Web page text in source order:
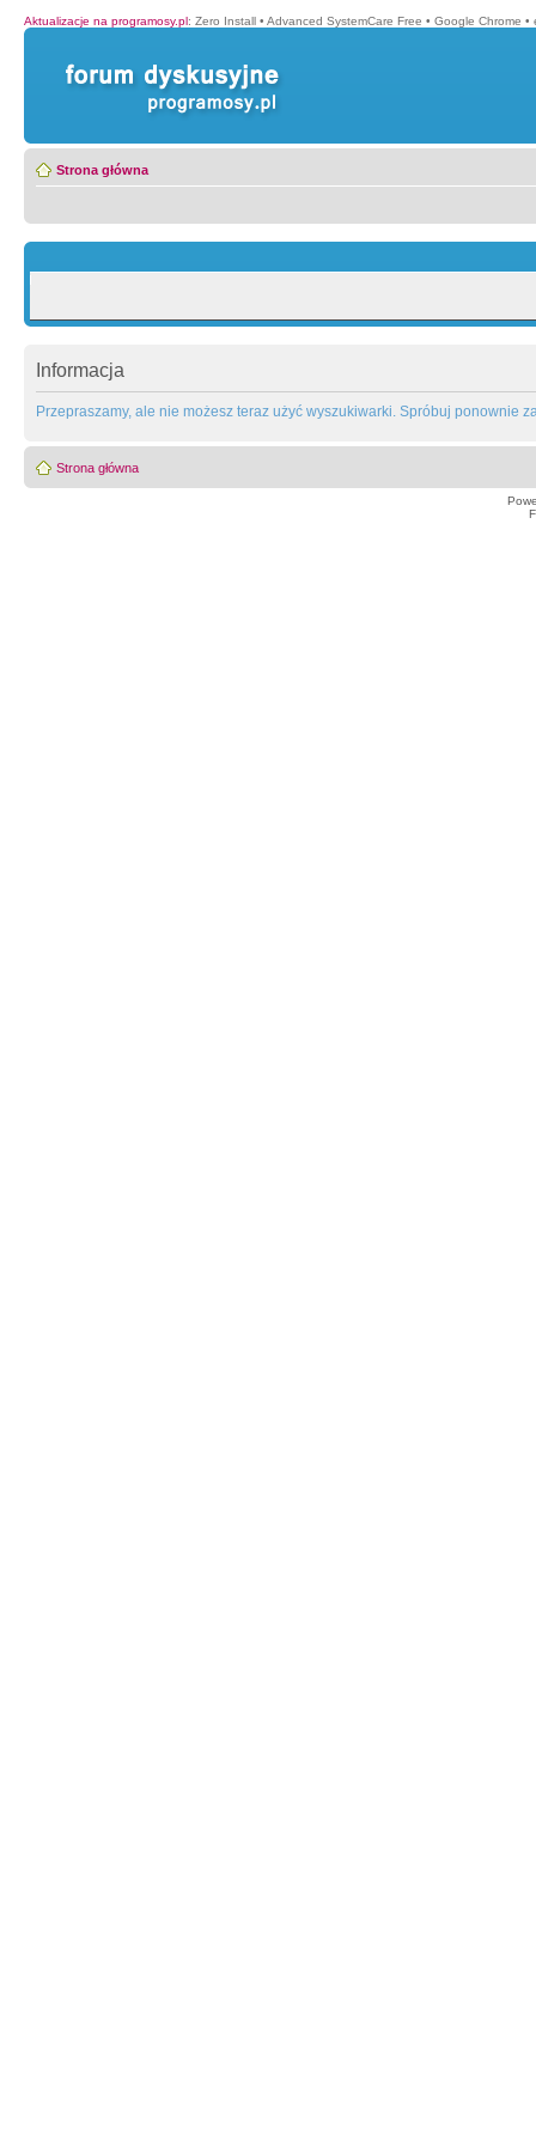
Aktualizacje na programosy.pl: Zero Install • Advanced SystemCare Free • Google Chrome •
Strona główna
Informacja
Przepraszamy, ale nie możesz teraz użyć wyszukiwarki. Spróbuj ponownie
Strona główna